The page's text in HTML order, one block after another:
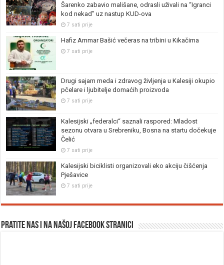
Šarenko zabavio mališane, odrasli uživali na “Igranci
kod nekad” uz nastup KUD-ova
7 sati prije
Hafiz Ammar Bašić večeras na tribini u Kikačima
7 sati prije
Drugi sajam meda i zdravog življenja u Kalesiji okupio
pčelare i ljubitelje domaćih proizvoda
7 sati prije
Kalesijski „federalci“ saznali raspored: Mladost
sezonu otvara u Srebreniku, Bosna na startu dočekuje
Čelić
7 sati prije
Kalesijski biciklisti organizovali eko akciju čišćenja
Pješavice
7 sati prije
Pratite nas i na našoj facebook stranici